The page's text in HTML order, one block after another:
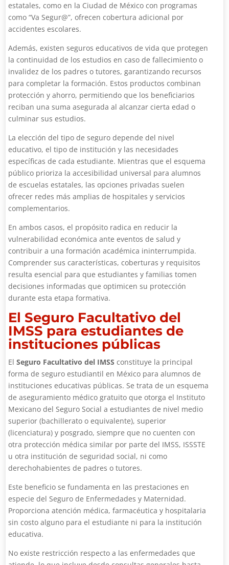
estatales, como en la Ciudad de México con programas
como “Va Segur@”, ofrecen cobertura adicional por
accidentes escolares.
Además, existen seguros educativos de vida que protegen
la continuidad de los estudios en caso de fallecimiento o
invalidez de los padres o tutores, garantizando recursos
para completar la formación. Estos productos combinan
protección y ahorro, permitiendo que los beneficiarios
reciban una suma asegurada al alcanzar cierta edad o
culminar sus estudios.
La elección del tipo de seguro depende del nivel
educativo, el tipo de institución y las necesidades
específicas de cada estudiante. Mientras que el esquema
público prioriza la accesibilidad universal para alumnos
de escuelas estatales, las opciones privadas suelen
ofrecer redes más amplias de hospitales y servicios
complementarios.
En ambos casos, el propósito radica en reducir la
vulnerabilidad económica ante eventos de salud y
contribuir a una formación académica ininterrumpida.
Comprender sus características, coberturas y requisitos
resulta esencial para que estudiantes y familias tomen
decisiones informadas que optimicen su protección
durante esta etapa formativa.
El Seguro Facultativo del
IMSS para estudiantes de
instituciones públicas
ElSeguro Facultativo del IMSS constituye la principal
forma de seguro estudiantil en México para alumnos de
instituciones educativas públicas. Se trata de un esquema
de aseguramiento médico gratuito que otorga el Instituto
Mexicano del Seguro Social a estudiantes de nivel medio
superior (bachillerato o equivalente), superior
(licenciatura) y posgrado, siempre que no cuenten con
otra protección médica similar por parte del IMSS, ISSSTE
u otra institución de seguridad social, ni como
derechohabientes de padres o tutores.
Este beneficio se fundamenta en las prestaciones en
especie del Seguro de Enfermedades y Maternidad.
Proporciona atención médica, farmacéutica y hospitalaria
sin costo alguno para el estudiante ni para la institución
educativa.
No existe restricción respecto a las enfermedades que